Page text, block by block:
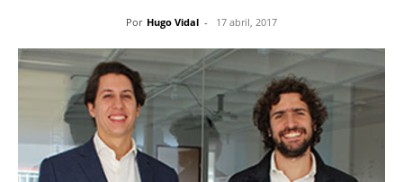
Por Hugo Vidal - 17 abril, 2017